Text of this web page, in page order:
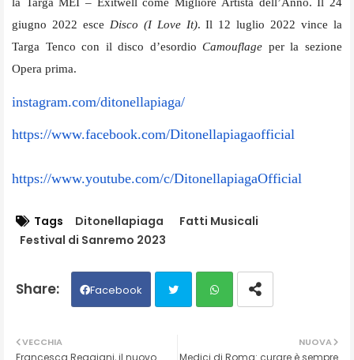
la Targa MEI – Exitwell come Migliore Artista dell’Anno. Il 24
giugno 2022 esce Disco (I Love It). Il 12 luglio 2022 vince la
Targa Tenco con il disco d’esordioCamouflage per la sezione
Opera prima.
instagram.com/ditonellapiaga/
https://www.facebook.com/Ditonellapiagaofficial
https://www.youtube.com/c/DitonellapiagaOfficial
Tags Ditonellapiaga
Fatti Musicali
Festival di Sanremo 2023
Facebook
NUOVA
VECCHIA